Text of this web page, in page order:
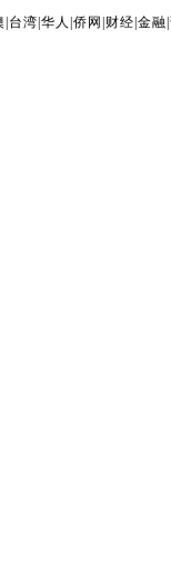
台湾 |华人 |侨网 财经 |金融 |